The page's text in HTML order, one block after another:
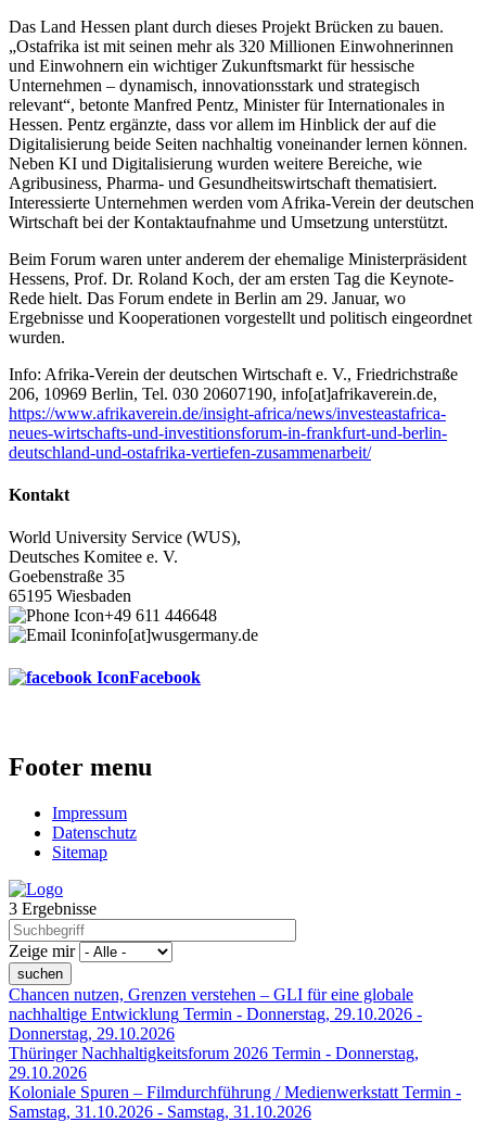
Das Land Hessen plant durch dieses Projekt Brücken zu bauen.
„Ostafrika ist mit seinen mehr als 320 Millionen Einwohnerinnen
und Einwohnern ein wichtiger Zukunftsmarkt für hessische
Unternehmen – dynamisch, innovationsstark und strategisch
relevant“, betonte Manfred Pentz, Minister für Internationales in
Hessen. Pentz ergänzte, dass vor allem im Hinblick der auf die
Digitalisierung beide Seiten nachhaltig voneinander lernen können.
Neben KI und Digitalisierung wurden weitere Bereiche, wie
Agribusiness, Pharma- und Gesundheitswirtschaft thematisiert.
Interessierte Unternehmen werden vom Afrika-Verein der deutschen
Wirtschaft bei der Kontaktaufnahme und Umsetzung unterstützt.
Beim Forum waren unter anderem der ehemalige Ministerpräsident
Hessens, Prof. Dr. Roland Koch, der am ersten Tag die Keynote-
Rede hielt. Das Forum endete in Berlin am 29. Januar, wo
Ergebnisse und Kooperationen vorgestellt und politisch eingeordnet
wurden.
Info: Afrika-Verein der deutschen Wirtschaft e. V., Friedrichstraße
206, 10969 Berlin, Tel. 030 20607190, info[at]afrikaverein.de,
https://www.afrikaverein.de/insight-africa/news/investeastafrica-
neues-wirtschafts-und-investitionsforum-in-frankfurt-und-berlin-
deutschland-und-ostafrika-vertiefen-zusammenarbeit/
Kontakt
World University Service (WUS),
Deutsches Komitee e. V.
Goebenstraße 35
65195 Wiesbaden
+49 611 446648
info[at]wusgermany.de
Facebook
Footer menu
Impressum
Datenschutz
Sitemap
3 Ergebnisse
Zeige mir
Chancen nutzen, Grenzen verstehen – GLI für eine globale
nachhaltige Entwicklung Termin - Donnerstag, 29.10.2026 -
Donnerstag, 29.10.2026
Thüringer Nachhaltigkeitsforum 2026 Termin - Donnerstag,
29.10.2026
Koloniale Spuren – Filmdurchführung / Medienwerkstatt Termin -
Samstag, 31.10.2026 - Samstag, 31.10.2026